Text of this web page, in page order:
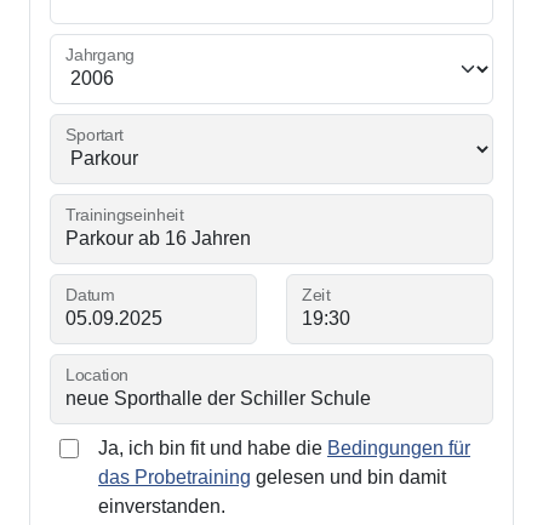
Jahrgang
Sportart
Trainingseinheit
Datum Zeit
Location
Ja, ich bin fit und habe die Bedingungen für
das Probetraining gelesen und bin damit
einverstanden.